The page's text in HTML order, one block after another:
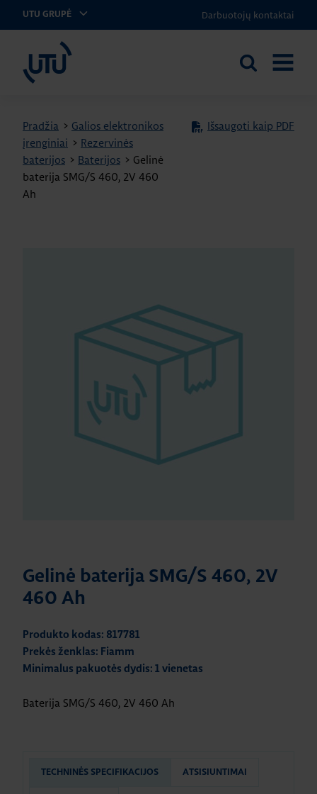
UTU GRUPĖ Darbuotojų kontaktai
UTU Lithuania
Ieškoti
Pradžia > Galios elektronikos
įrenginiai > Rezervinės
baterijos > Baterijos > Gelinė
baterija SMG/S 460, 2V 460
Ah
Išsaugoti kaip PDF
Gelinė baterija SMG/S 460, 2V
460 Ah
Produkto kodas: 817781
Prekės ženklas: Fiamm
Minimalus pakuotės dydis: 1 vienetas
Baterija SMG/S 460, 2V 460 Ah
TECHNINĖS SPECIFIKACIJOS ATSISIUNTIMAI